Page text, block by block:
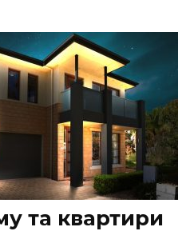
та квартири